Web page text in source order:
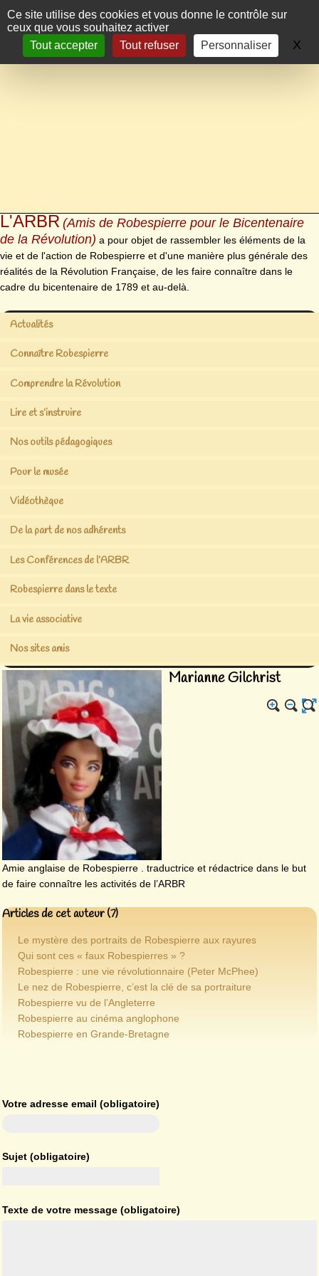
Panneau de gestion des cookies
Ce site utilise des cookies et vous donne le contrôle sur
ceux que vous souhaitez activer
Tout accepter
Tout refuser Personnaliser X
L'ARBR (Amis de Robespierre pour le Bicentenaire
de la Révolution) a pour objet de rassembler les éléments de la
vie et de l'action de Robespierre et d'une manière plus générale des
réalités de la Révolution Française, de les faire connaître dans le
cadre du bicentenaire de 1789 et au-delà.
Actualités
Connaître Robespierre
Comprendre la Révolution
Lire et s’instruire
Nos outils pédagogiques
Pour le musée
Vidéothèque
De la part de nos adhérents
Les Conférences de l’ARBR
Robespierre dans le texte
La vie associative
Nos sites amis
Marianne Gilchrist
Amie anglaise de Robespierre . traductrice et rédactrice dans le but
de faire connaître les activités de l’ARBR
Articles de cet auteur (7)
Le mystère des portraits de Robespierre aux rayures
Qui sont ces « faux Robespierres » ?
Robespierre : une vie révolutionnaire (Peter McPhee)
Le nez de Robespierre, c’est la clé de sa portraiture
Robespierre vu de l’Angleterre
Robespierre au cinéma anglophone
Robespierre en Grande-Bretagne
Votre adresse email (obligatoire)
Sujet (obligatoire)
Texte de votre message (obligatoire)